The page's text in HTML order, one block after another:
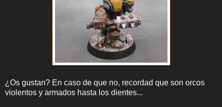
¿Os gustan? En caso de que no, recordad que son orcos
violentos y armados hasta los dientes...